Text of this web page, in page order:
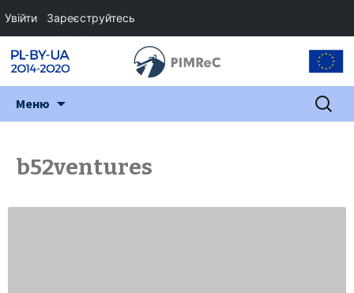
Меню Пошук:
b52ventures
Увійти Зареєструйтесь